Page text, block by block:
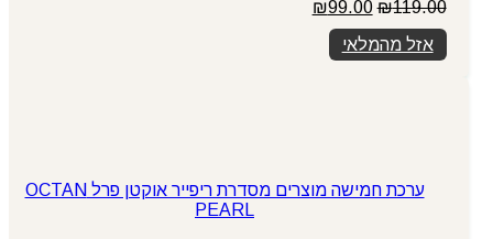
₪119.00
המחיר
המקורי
היה:
₪119.00.
₪99.00
אזל מהמלאי
ערכת חמישה מוצרים מסדרת ריפייר אוקטן פרל OCTAN
PEARL